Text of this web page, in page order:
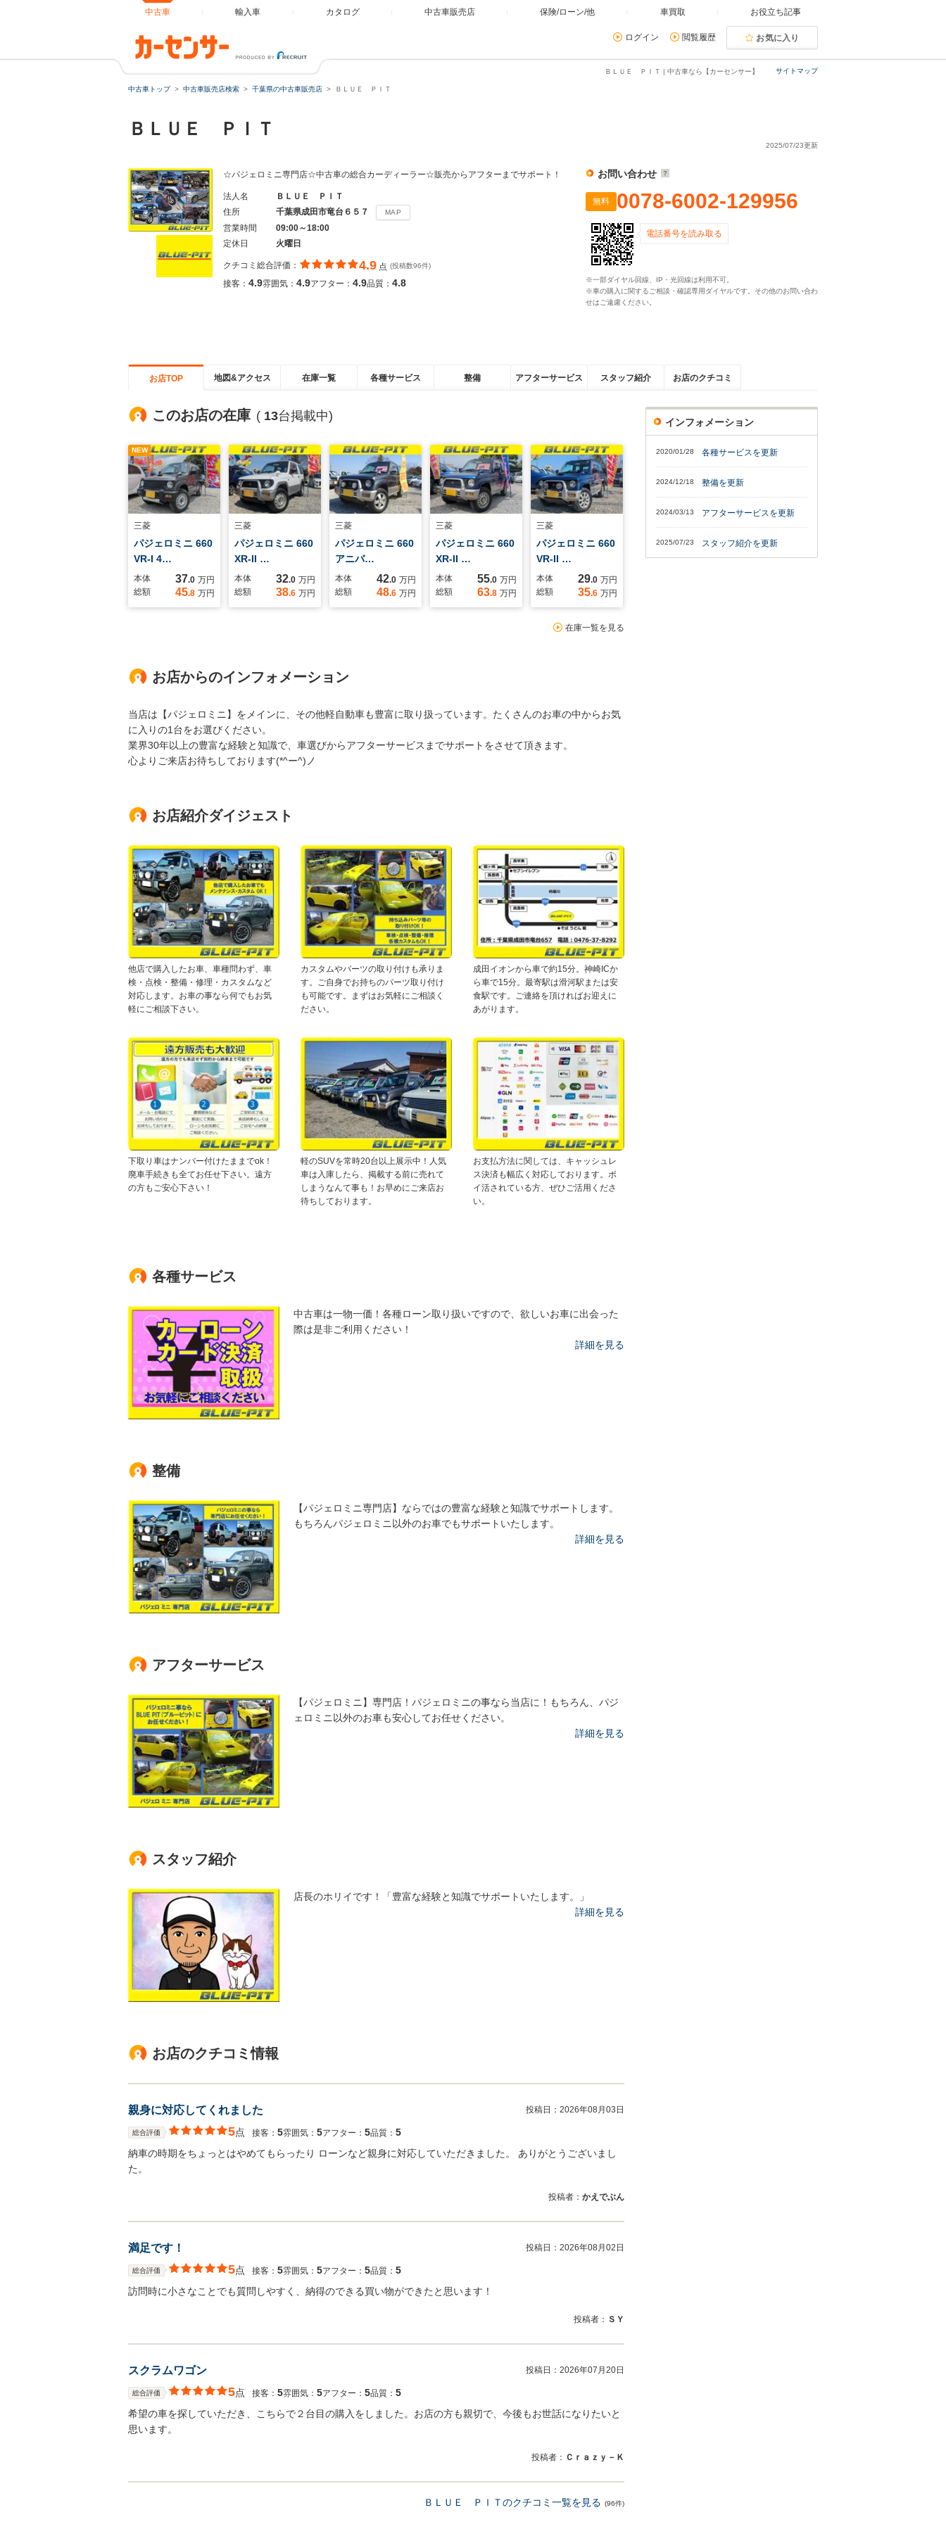
中古車 輸入車 カタログ 中古車販売店 保険/ローン/他 車買取 お役立ち記事
ログイン 閲覧履歴 お気に入り
サイトマップ
ＢＬＵＥ ＰＩＴ | 中古車なら【カーセンサー】
中古車トップ 中古車販売店検索 千葉県の中古車販売店 ＢＬＵＥ ＰＩＴ
ＢＬＵＥ ＰＩＴ
2025/07/23更新
☆パジェロミニ専門店☆中古車の総合カーディーラー☆販売からアフターまでサポート！
法人名
ＢＬＵＥ ＰＩＴ
住所
千葉県成田市竜台６５７ MAP
営業時間
09:00～18:00
定休日
火曜日
クチコミ総合評価： 4.9 点 (投稿数96件)
接客： 4.9雰囲気： 4.9アフター： 4.9品質： 4.8
お問い合わせ
無料 0078-6002-129956
電話番号を読み取る
※一部ダイヤル回線、IP・光回線は利用不可。
※車の購入に関するご相談・確認専用ダイヤルです。その他のお問い合わ
せはご遠慮ください。
お店TOP 地図&アクセス 在庫一覧 各種サービス 整備 アフターサービス スタッフ紹介 お店のクチコミ
このお店の在庫 ( 13台掲載中)
NEW
三菱
パジェロミニ 660
VR-I 4…
本体 37.0 万円
総額
45.8 万円
三菱
パジェロミニ 660
XR-II …
本体 32.0 万円
総額
38.6 万円
三菱
パジェロミニ 660
アニバ…
本体 42.0 万円
総額
48.6 万円
三菱
パジェロミニ 660
XR-II …
本体 55.0 万円
総額
63.8 万円
三菱
パジェロミニ 660
VR-II …
本体 29.0 万円
総額
35.6 万円
在庫一覧を見る
お店からのインフォメーション
当店は【パジェロミニ】をメインに、その他軽自動車も豊富に取り扱っています。たくさんのお車の中からお気
に入りの1台をお選びください。
業界30年以上の豊富な経験と知識で、車選びからアフターサービスまでサポートをさせて頂きます。
心よりご来店お待ちしております(*^ー^)ノ
お店紹介ダイジェスト
他店で購入したお車、車種問わず、車
検・点検・整備・修理・カスタムなど
対応します。お車の事なら何でもお気
軽にご相談下さい。
カスタムやパーツの取り付けも承りま
す。ご自身でお持ちのパーツ取り付け
も可能です。まずはお気軽にご相談く
ださい。
成田イオンから車で約15分。神崎ICか
ら車で15分。最寄駅は滑河駅または安
食駅です。ご連絡を頂ければお迎えに
あがります。
下取り車はナンバー付けたままでok！
廃車手続きも全てお任せ下さい。遠方
の方もご安心下さい！
軽のSUVを常時20台以上展示中！人気
車は入庫したら、掲載する前に売れて
しまうなんて事も！お早めにご来店お
待ちしております。
お支払方法に関しては、キャッシュレ
ス決済も幅広く対応しております。ポ
イ活されている方、ぜひご活用くださ
い。
各種サービス
中古車は一物一価！各種ローン取り扱いですので、欲しいお車に出会った
際は是非ご利用ください！
詳細を見る
整備
【パジェロミニ専門店】ならではの豊富な経験と知識でサポートします。
もちろんパジェロミニ以外のお車でもサポートいたします。
詳細を見る
アフターサービス
【パジェロミニ】専門店！パジェロミニの事なら当店に！もちろん、パジ
ェロミニ以外のお車も安心してお任せください。
詳細を見る
スタッフ紹介
店長のホリイです！「豊富な経験と知識でサポートいたします。」
詳細を見る
お店のクチコミ情報
親身に対応してくれました 投稿日： 2026年08月03日
総合評価 5点 接客： 5雰囲気： 5アフター： 5品質： 5
納車の時期をちょっとはやめてもらったり ローンなど親身に対応していただきました。 ありがとうございまし
た。
投稿者： かえでぶん
満足です！ 投稿日： 2026年08月02日
総合評価 5点 接客： 5雰囲気： 5アフター： 5品質： 5
訪問時に小さなことでも質問しやすく、納得のできる買い物ができたと思います！
投稿者： ＳＹ
スクラムワゴン 投稿日： 2026年07月20日
総合評価 5点 接客： 5雰囲気： 5アフター： 5品質： 5
希望の車を探していただき、こちらで２台目の購入をしました。お店の方も親切で、今後もお世話になりたいと
思います。
投稿者： Ｃｒａｚｙ－Ｋ
ＢＬＵＥ ＰＩＴのクチコミ一覧を見る (96件)
インフォメーション
2020/01/28 各種サービスを更新
2024/12/18 整備を更新
2024/03/13 アフターサービスを更新
2025/07/23 スタッフ紹介を更新